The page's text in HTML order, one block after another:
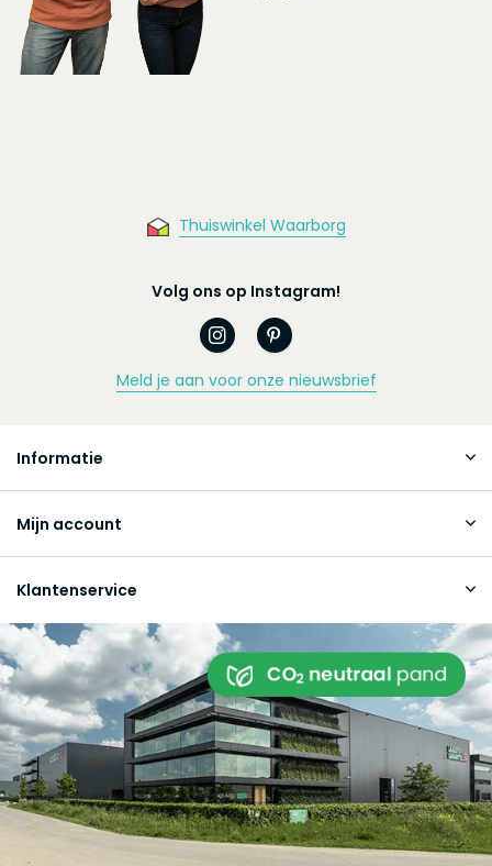
Thuiswinkel Waarborg
Volg ons op Instagram!
Meld je aan voor onze nieuwsbrief
Informatie
Mijn account
Klantenservice